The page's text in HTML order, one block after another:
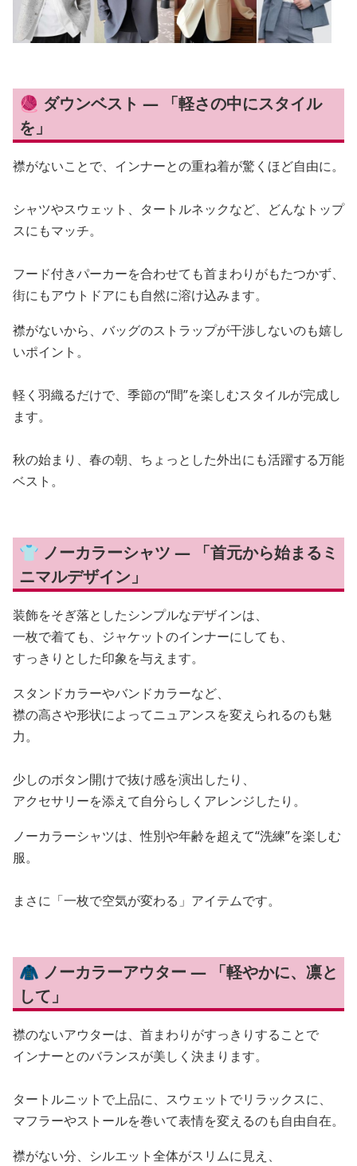
🧶 ダウンベスト — 「軽さの中にスタイル
を」
襟がないことで、インナーとの重ね着が驚くほど自由に。
シャツやスウェット、タートルネックなど、どんなトップ
スにもマッチ。
フード付きパーカーを合わせても首まわりがもたつかず、
街にもアウトドアにも自然に溶け込みます。
襟がないから、バッグのストラップが干渉しないのも嬉し
いポイント。
軽く羽織るだけで、季節の“間”を楽しむスタイルが完成し
ます。
秋の始まり、春の朝、ちょっとした外出にも活躍する万能
ベスト。
👕 ノーカラーシャツ — 「首元から始まるミ
ニマルデザイン」
装飾をそぎ落としたシンプルなデザインは、
一枚で着ても、ジャケットのインナーにしても、
すっきりとした印象を与えます。
スタンドカラーやバンドカラーなど、
襟の高さや形状によってニュアンスを変えられるのも魅
力。
少しのボタン開けで抜け感を演出したり、
アクセサリーを添えて自分らしくアレンジしたり。
ノーカラーシャツは、性別や年齢を超えて“洗練”を楽しむ
服。
まさに「一枚で空気が変わる」アイテムです。
🧥 ノーカラーアウター — 「軽やかに、凛と
して」
襟のないアウターは、首まわりがすっきりすることで
インナーとのバランスが美しく決まります。
タートルニットで上品に、スウェットでリラックスに、
マフラーやストールを巻いて表情を変えるのも自由自在。
襟がない分、シルエット全体がスリムに見え、